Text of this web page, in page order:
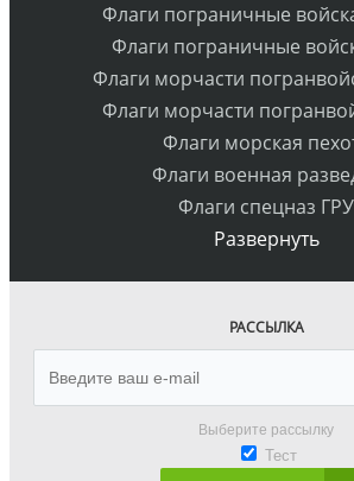
Флаги пограничные
Флаги пограничные
Флаги морчасти
Флаги морчасти
Флаги морская
Флаги военная
Флаги спецназ ГРУ
Развернуть
РАССЫЛКА
Выберите рассылку
Тест